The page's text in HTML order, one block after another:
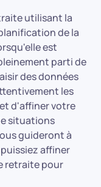
utilisant la
de la
est
parti de
des données
les
d'affiner votre
situations
guideront à
affiner
retraite pour